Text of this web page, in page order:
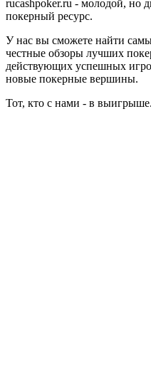
rucashpoker.ru - молодой, но
покерный ресурс.
У нас вы сможете найти
честные обзоры лучших
действующих успешных
новые покерные вершины.
Тот, кто с нами - в